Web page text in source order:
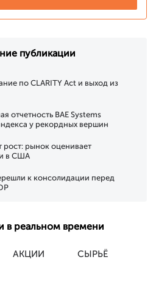
публикации
по CLARITY Act и выход из
отчетность BAE Systems
у рекордных вершин
рост: рынок оценивает
в США
к консолидации перед
в реальном времени
АКЦИИ СЫРЬЁ